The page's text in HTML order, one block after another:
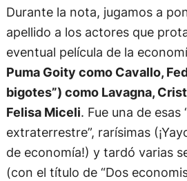
Durante la nota, jugamos a
apellido a los actores que
eventual película de la
Puma Goity como Cavallo,
bigotes”) como Lavagna,
Felisa Miceli. Fue una de esas
extraterrestre”, rarísimas
de economía!) y tardó varias
(con el título de “Dos